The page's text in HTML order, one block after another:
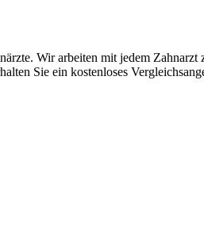
Wir arbeiten mit jedem
Sie ein kostenloses